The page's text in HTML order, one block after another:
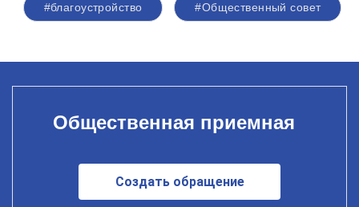
#благоустройство #Общественный совет
Общественная приемная
Создать обращение